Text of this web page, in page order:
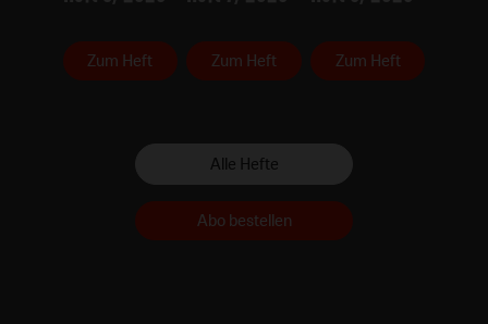
Zum Heft Zum Heft Zum Heft
Alle Hefte
Abo bestellen